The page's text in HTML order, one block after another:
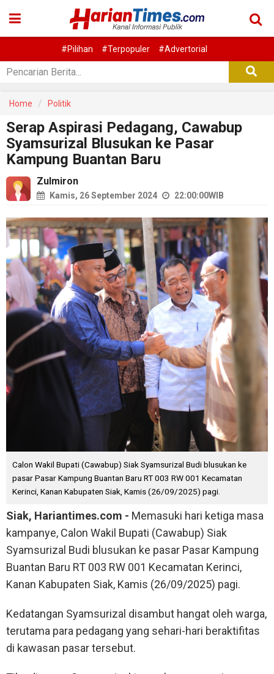
#Pilihan #Terpopuler #Advertorial
Home Politik
Serap Aspirasi Pedagang, Cawabup
Syamsurizal Blusukan ke Pasar
Kampung Buantan Baru
Zulmiron
Kamis, 26 September 2024 22:00:00WIB
Calon Wakil Bupati (Cawabup) Siak Syamsurizal Budi blusukan ke
pasar Pasar Kampung Buantan Baru RT 003 RW 001 Kecamatan
Kerinci, Kanan Kabupaten Siak, Kamis (26/09/2025) pagi.
Siak, Hariantimes.com - Memasuki hari ketiga masa
kampanye, Calon Wakil Bupati (Cawabup) Siak
Syamsurizal Budi blusukan ke pasar Pasar Kampung
Buantan Baru RT 003 RW 001 Kecamatan Kerinci,
Kanan Kabupaten Siak, Kamis (26/09/2025) pagi.
Kedatangan Syamsurizal disambut hangat oleh warga,
terutama para pedagang yang sehari-hari beraktifitas
di kawasan pasar tersebut.